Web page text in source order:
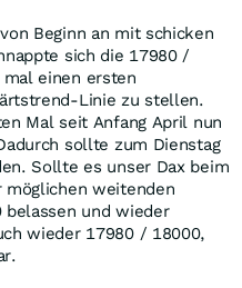
Beginn an mit schicken
sich die 17980 /
einen ersten
Linie zu stellen.
Mal seit Anfang April nun
sollte zum Dienstag
Sollte es unser Dax beim
möglichen weitenden
belassen und wieder
wieder 17980 / 18000,